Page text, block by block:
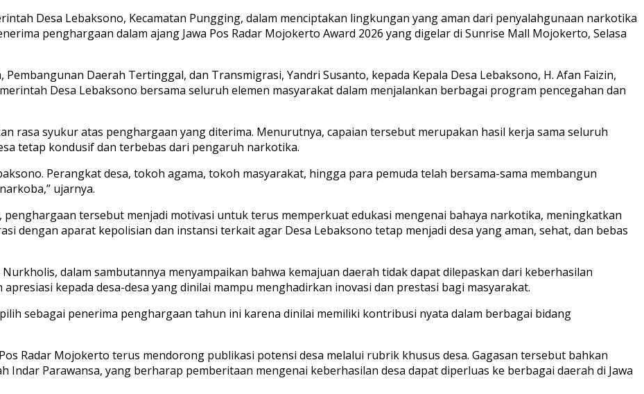
Desa Lebaksono, Kecamatan Pungging, dalam menciptakan lingkungan yang aman dari penyalahgunaan narkotika
penghargaan dalam ajang Jawa Pos Radar Mojokerto Award 2026 yang digelar di Sunrise Mall Mojokerto, Selasa
Daerah Tertinggal, dan Transmigrasi, Yandri Susanto, kepada Kepala Desa Lebaksono, H. Afan Faizin,
Desa Lebaksono bersama seluruh elemen masyarakat dalam menjalankan berbagai program pencegahan dan
rasa syukur atas penghargaan yang diterima. Menurutnya, capaian tersebut merupakan hasil kerja sama seluruh
tetap kondusif dan terbebas dari pengaruh narkotika.
Perangkat desa, tokoh agama, tokoh masyarakat, hingga para pemuda telah bersama-sama membangun
ujarnya.
penghargaan tersebut menjadi motivasi untuk terus memperkuat edukasi mengenai bahaya narkotika, meningkatkan
dengan aparat kepolisian dan instansi terkait agar Desa Lebaksono tetap menjadi desa yang aman, sehat, dan bebas
dalam sambutannya menyampaikan bahwa kemajuan daerah tidak dapat dilepaskan dari keberhasilan
kepada desa-desa yang dinilai mampu menghadirkan inovasi dan prestasi bagi masyarakat.
sebagai penerima penghargaan tahun ini karena dinilai memiliki kontribusi nyata dalam berbagai bidang
Radar Mojokerto terus mendorong publikasi potensi desa melalui rubrik khusus desa. Gagasan tersebut bahkan
Indar Parawansa, yang berharap pemberitaan mengenai keberhasilan desa dapat diperluas ke berbagai daerah di Jawa